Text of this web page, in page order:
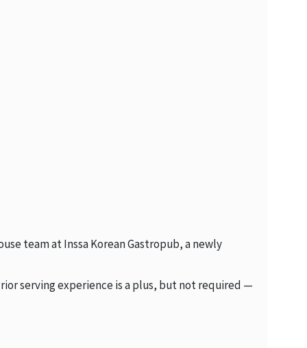
team at Inssa Korean Gastropub, a newly
serving experience is a plus, but not required —